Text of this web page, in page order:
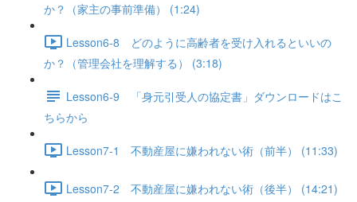
か？（家主の事前準備） (1:24)
Lesson6-8 どのように高齢者を受け入れるといいの
か？（管理会社を理解する） (3:18)
Lesson6-9 「身元引受人の協定書」ダウンロードはこ
ちらから
Lesson7-1 不動産屋に嫌われない術（前半） (11:33)
Lesson7-2 不動産屋に嫌われない術（後半） (14:21)